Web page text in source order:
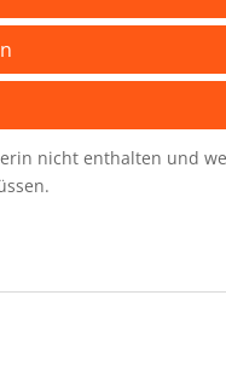
nicht enthalten und